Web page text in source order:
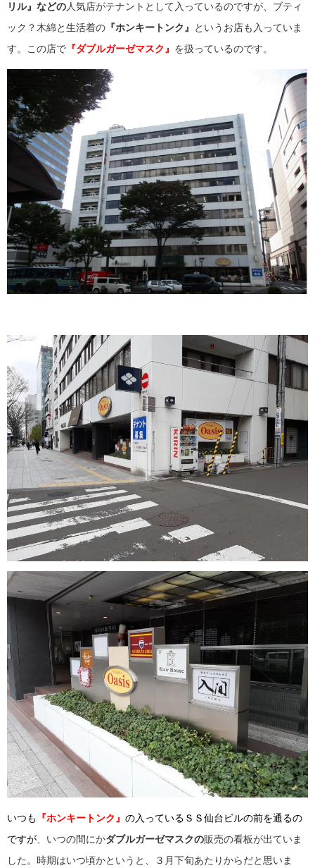
リル』などの 人気店がテナントとして入っているのですが、ブティ
ック？木綿と生活着の 『ホンキートンク』 というお店も入っていま
す。この店で 『ダブルガーゼマスク』 を扱っているのです。
いつも 『ホンキートンク』 の入っているＳＳ仙台ビルの前を通るの
ですが 、いつの間にかダブルガーゼマスクの販売の看板が出ていま
した。時期はいつ頃かというと、３月下旬あたりからだと思いま